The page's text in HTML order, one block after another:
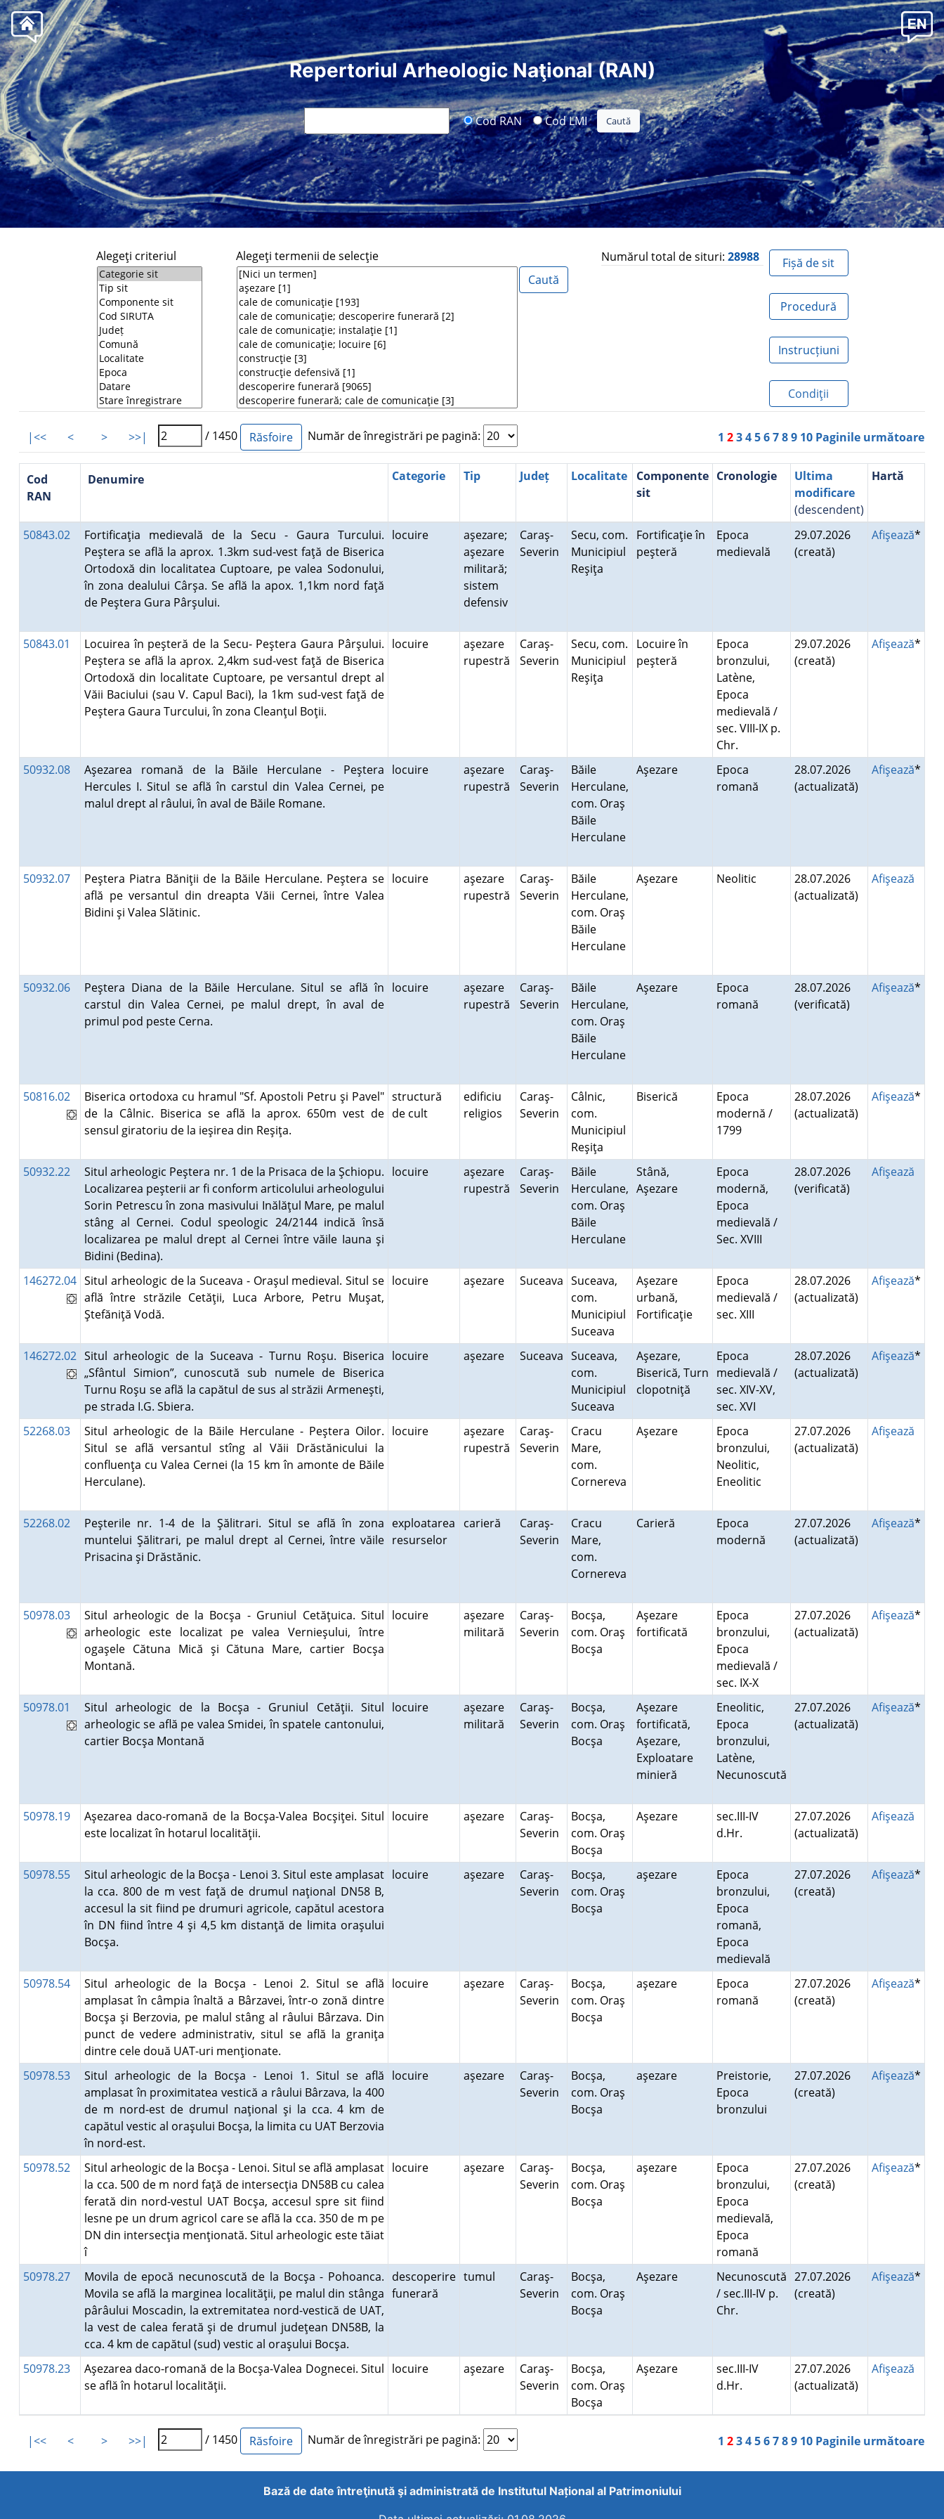
Repertoriul Arheologic Naţional (RAN)
Cod RAN Cod LMI
Alegeţi criteriul Alegeţi termenii de selecţie Numărul total de situri: 28988 Fișă de sit
Procedură
Instrucțiuni
Condiţii
|<< < > >>| / 1450 Număr de înregistrări pe pagină: 1 23456789 10 Paginile următoare
Cod
RAN
Denumire Categorie Tip Județ Localitate
Componente
sit
Cronologie
Ultima
modificare
(descendent)
Hartă
50843.02
Fortificaţia medievală de la Secu - Gaura Turcului.
Peştera se află la aprox. 1.3km sud-vest faţă de Biserica
Ortodoxă din localitatea Cuptoare, pe valea Sodonului,
în zona dealului Cârşa. Se află la apox. 1,1km nord faţă
de Peştera Gura Pârşului.
locuire
aşezare;
aşezare
militară;
sistem
defensiv
Caraş-
Severin
Secu, com.
Municipiul
Reşiţa
Fortificaţie în
peşteră
Epoca
medievală
29.07.2026
(creată)
Afişează*
50843.01
Locuirea în peşteră de la Secu- Peştera Gaura Pârşului.
Peştera se află la aprox. 2,4km sud-vest faţă de Biserica
Ortodoxă din localitate Cuptoare, pe versantul drept al
Văii Baciului (sau V. Capul Baci), la 1km sud-vest faţă de
Peştera Gaura Turcului, în zona Cleanţul Boţii.
locuire
aşezare
rupestră
Caraş-
Severin
Secu, com.
Municipiul
Reşiţa
Locuire în
peşteră
Epoca
bronzului,
Latène,
Epoca
medievală /
sec. VIII-IX p.
Chr.
29.07.2026
(creată)
Afişează*
50932.08
Aşezarea romană de la Băile Herculane - Peştera
Hercules I. Situl se află în carstul din Valea Cernei, pe
malul drept al râului, în aval de Băile Romane.
locuire
aşezare
rupestră
Caraş-
Severin
Băile
Herculane,
com. Oraş
Băile
Herculane
Aşezare
Epoca
romană
28.07.2026
(actualizată)
Afişează*
50932.07
Peştera Piatra Băniţii de la Băile Herculane. Peştera se
află pe versantul din dreapta Văii Cernei, între Valea
Bidini şi Valea Slătinic.
locuire
aşezare
rupestră
Caraş-
Severin
Băile
Herculane,
com. Oraş
Băile
Herculane
Aşezare Neolitic
28.07.2026
(actualizată)
Afişează
50932.06
Peştera Diana de la Băile Herculane. Situl se află în
carstul din Valea Cernei, pe malul drept, în aval de
primul pod peste Cerna.
locuire
aşezare
rupestră
Caraş-
Severin
Băile
Herculane,
com. Oraş
Băile
Herculane
Aşezare
Epoca
romană
28.07.2026
(verificată)
Afişează*
50816.02
Biserica ortodoxa cu hramul "Sf. Apostoli Petru şi Pavel"
de la Câlnic. Biserica se află la aprox. 650m vest de
sensul giratoriu de la ieşirea din Reşiţa.
structură
de cult
edificiu
religios
Caraş-
Severin
Câlnic,
com.
Municipiul
Reşiţa
Biserică
Epoca
modernă /
1799
28.07.2026
(actualizată)
Afişează*
50932.22
Situl arheologic Peştera nr. 1 de la Prisaca de la Şchiopu.
Localizarea peşterii ar fi conform articolului arheologului
Sorin Petrescu în zona masivului Inălăţul Mare, pe malul
stâng al Cernei. Codul speologic 24/2144 indică însă
localizarea pe malul drept al Cernei între văile Iauna şi
Bidini (Bedina).
locuire
aşezare
rupestră
Caraş-
Severin
Băile
Herculane,
com. Oraş
Băile
Herculane
Stână,
Aşezare
Epoca
modernă,
Epoca
medievală /
Sec. XVIII
28.07.2026
(verificată)
Afişează
146272.04 Situl arheologic de la Suceava - Oraşul medieval. Situl se
află între străzile Cetăţii, Luca Arbore, Petru Muşat,
Ştefăniţă Vodă.
locuire aşezare Suceava Suceava,
com.
Municipiul
Suceava
Aşezare
urbană,
Fortificaţie
Epoca
medievală /
sec. XIII
28.07.2026
(actualizată)
Afişează*
146272.02 Situl arheologic de la Suceava - Turnu Roşu. Biserica
„Sfântul Simion”, cunoscută sub numele de Biserica
Turnu Roşu se află la capătul de sus al străzii Armeneşti,
pe strada I.G. Sbiera.
locuire aşezare Suceava Suceava,
com.
Municipiul
Suceava
Aşezare,
Biserică, Turn
clopotniţă
Epoca
medievală /
sec. XIV-XV,
sec. XVI
28.07.2026
(actualizată)
Afişează*
52268.03
Situl arheologic de la Băile Herculane - Peştera Oilor.
Situl se află versantul stîng al Văii Drăstănicului la
confluenţa cu Valea Cernei (la 15 km în amonte de Băile
Herculane).
locuire
aşezare
rupestră
Caraş-
Severin
Cracu
Mare,
com.
Cornereva
Aşezare
Epoca
bronzului,
Neolitic,
Eneolitic
27.07.2026
(actualizată)
Afişează
52268.02
Peşterile nr. 1-4 de la Şălitrari. Situl se află în zona
muntelui Şălitrari, pe malul drept al Cernei, între văile
Prisacina şi Drăstănic.
exploatarea
resurselor
carieră
Caraş-
Severin
Cracu
Mare,
com.
Cornereva
Carieră
Epoca
modernă
27.07.2026
(actualizată)
Afişează*
50978.03
Situl arheologic de la Bocşa - Gruniul Cetăţuica. Situl
arheologic este localizat pe valea Vernieşului, între
ogaşele Cătuna Mică şi Cătuna Mare, cartier Bocşa
Montană.
locuire
aşezare
militară
Caraş-
Severin
Bocşa,
com. Oraş
Bocşa
Aşezare
fortificată
Epoca
bronzului,
Epoca
medievală /
sec. IX-X
27.07.2026
(actualizată)
Afişează*
50978.01
Situl arheologic de la Bocşa - Gruniul Cetăţii. Situl
arheologic se află pe valea Smidei, în spatele cantonului,
cartier Bocşa Montană
locuire
aşezare
militară
Caraş-
Severin
Bocşa,
com. Oraş
Bocşa
Aşezare
fortificată,
Aşezare,
Exploatare
minieră
Eneolitic,
Epoca
bronzului,
Latène,
Necunoscută
27.07.2026
(actualizată)
Afişează*
50978.19
Aşezarea daco-romană de la Bocşa-Valea Bocşiţei. Situl
este localizat în hotarul localităţii.
locuire aşezare
Caraş-
Severin
Bocşa,
com. Oraş
Bocşa
Aşezare
sec.III-IV
d.Hr.
27.07.2026
(actualizată)
Afişează
50978.55
Situl arheologic de la Bocşa - Lenoi 3. Situl este amplasat
la cca. 800 de m vest faţă de drumul naţional DN58 B,
accesul la sit fiind pe drumuri agricole, capătul acestora
în DN fiind între 4 şi 4,5 km distanţă de limita oraşului
Bocşa.
locuire aşezare
Caraş-
Severin
Bocşa,
com. Oraş
Bocşa
aşezare
Epoca
bronzului,
Epoca
romană,
Epoca
medievală
27.07.2026
(creată)
Afişează*
50978.54
Situl arheologic de la Bocşa - Lenoi 2. Situl se află
amplasat în câmpia înaltă a Bârzavei, într-o zonă dintre
Bocşa şi Berzovia, pe malul stâng al râului Bârzava. Din
punct de vedere administrativ, situl se află la graniţa
dintre cele două UAT-uri menţionate.
locuire aşezare
Caraş-
Severin
Bocşa,
com. Oraş
Bocşa
aşezare
Epoca
romană
27.07.2026
(creată)
Afişează*
50978.53
Situl arheologic de la Bocşa - Lenoi 1. Situl se află
amplasat în proximitatea vestică a râului Bârzava, la 400
de m nord-est de drumul naţional şi la cca. 4 km de
capătul vestic al oraşului Bocşa, la limita cu UAT Berzovia
în nord-est.
locuire aşezare
Caraş-
Severin
Bocşa,
com. Oraş
Bocşa
aşezare
Preistorie,
Epoca
bronzului
27.07.2026
(creată)
Afişează*
50978.52
Situl arheologic de la Bocşa - Lenoi. Situl se află amplasat
la cca. 500 de m nord faţă de intersecţia DN58B cu calea
ferată din nord-vestul UAT Bocşa, accesul spre sit fiind
lesne pe un drum agricol care se află la cca. 350 de m pe
DN din intersecţia menţionată. Situl arheologic este tăiat
î
locuire aşezare
Caraş-
Severin
Bocşa,
com. Oraş
Bocşa
aşezare
Epoca
bronzului,
Epoca
medievală,
Epoca
romană
27.07.2026
(creată)
Afişează*
50978.27
Movila de epocă necunoscută de la Bocşa - Pohoanca.
Movila se află la marginea localităţii, pe malul din stânga
pârâului Moscadin, la extremitatea nord-vestică de UAT,
la vest de calea ferată şi de drumul judeţean DN58B, la
cca. 4 km de capătul (sud) vestic al oraşului Bocşa.
descoperire
funerară
tumul
Caraş-
Severin
Bocşa,
com. Oraş
Bocşa
Aşezare
Necunoscută
/ sec.III-IV p.
Chr.
27.07.2026
(creată)
Afişează*
50978.23
Aşezarea daco-romană de la Bocşa-Valea Dognecei. Situl
se află în hotarul localităţii.
locuire aşezare
Caraş-
Severin
Bocşa,
com. Oraş
Bocşa
Aşezare
sec.III-IV
d.Hr.
27.07.2026
(actualizată)
Afişează
|<< < > >>| / 1450 Număr de înregistrări pe pagină: 1 23456789 10 Paginile următoare
Bază de date întreţinută şi administrată de Institutul Național al Patrimoniului